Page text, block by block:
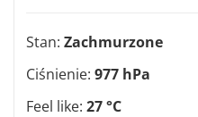
Stan: Zachmurzone
Ciśnienie: 977 hPa
Feel like: 27 °C